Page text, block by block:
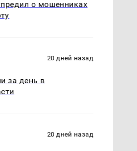
о мошенниках
20 дней назад
за день в
20 дней назад